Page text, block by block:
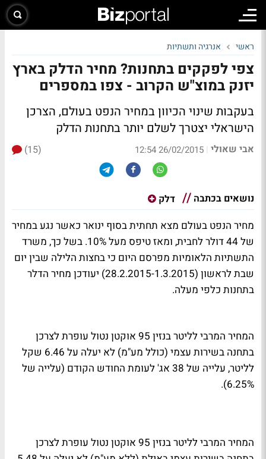
ראשי אנרגיה ותשתיות
צפי לפקקים בתחנות? מחיר הדלק בארץ
יזנק במוצ"ש הקרוב - צפו במספרים
בעקבות שינוי הכיוון במחיר הנפט בעולם, הצרכן
הישראלי יצטרך לשלם יותר בתחנות הדלק
אבי שאולי |
26/02/2015 12:54
(15)
נושאים בכתבה דלק
מחיר הנפט בעולם מצא תחתית בסוף ינואר כאשר נגע במחיר
של 44 דולר לחבית, ומאז טיפס מעל 10%. בשל כך, משרד
התשתיות הלאומיות מפרסם היום כי בחצות הלילה שבין יום
שבת לראשון (28.2.2015-1.3.2015) יעודכן מחיר הדלר
בתחנות כלפי מעלה.
המחיר המרבי לליטר בנזין 95 אוקטן נטול עופרת לצרכן
בתחנה בשירות עצמי (כולל מע"מ) לא יעלה על 6.46 שקל
לליטר, עלייה של 38 אג' לעומת החודש הקודם (עלייה של
6.25%).
המחיר המרבי לליטר בנזין 95 אוקטן נטול עופרת לצרכן